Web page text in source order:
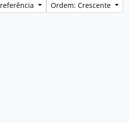
Ordem: Crescente